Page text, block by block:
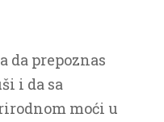
da prepoznas
i da sa
moći u